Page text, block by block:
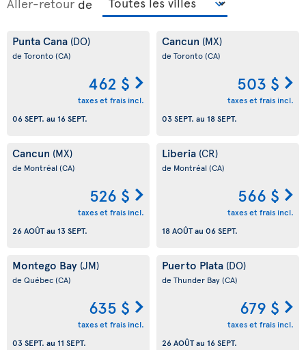
de
Punta Cana (DO)
de Toronto(CA)
462 $
taxes et frais incl.
06 SEPT. au 16 SEPT.
Cancun (MX)
de Toronto(CA)
503 $
taxes et frais incl.
03 SEPT. au 18 SEPT.
Cancun (MX)
de Montréal (CA)
526 $
taxes et frais incl.
26 AOÛTau 13 SEPT.
Liberia (CR)
de Montréal (CA)
566 $
taxes et frais incl.
18 AOÛTau 06 SEPT.
Montego Bay (JM)
de Québec(CA)
635 $
taxes et frais incl.
03 SEPT. au 11 SEPT.
Puerto Plata (DO)
de Thunder Bay(CA)
679 $
taxes et frais incl.
26 AOÛTau 16 SEPT.